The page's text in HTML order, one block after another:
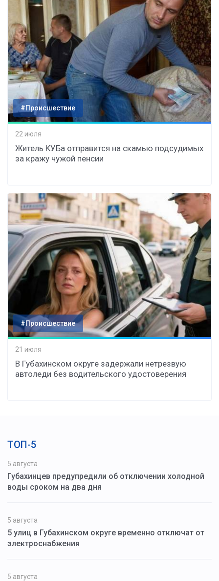
#Происшествие
22 июля
Житель КУБа отправится на скамью подсудимых
за кражу чужой пенсии
#Происшествие
21 июля
В Губахинском округе задержали нетрезвую
автоледи без водительского удостоверения
ТОП-5
5 августа
Губахинцев предупредили об отключении холодной
воды сроком на два дня
5 августа
5 улиц в Губахинском округе временно отключат от
электроснабжения
5 августа